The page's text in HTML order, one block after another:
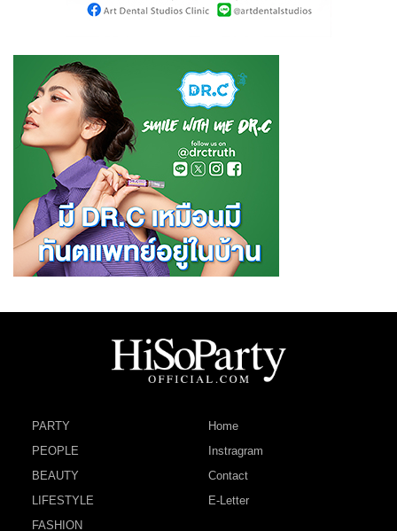
PARTY
PEOPLE
BEAUTY
LIFESTYLE
FASHION
Home
Instragram
Contact
E-Letter